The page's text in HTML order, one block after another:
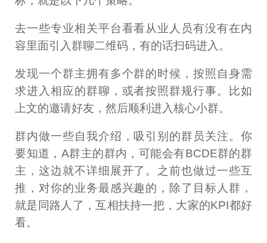
去一些专业相关平台看看从业人员有没有在内
容里面引入群聊二维码，有的话扫码进入。
发现一个群主拥有多个群的时候，按照自身需
求进入相应的群聊，或者按照群规行事。比如
上文的邀请好友，然后顺利进入核心小群。
群内做一些自我介绍，吸引别的群员关注。你
要知道，A群主的群内，可能会有BCDE群的群
主，这边就不详细展开了。之前也做过一些互
推，对你的业务最感兴趣的，除了目标人群，
就是同路人了，互相扶持一把，大家的KPI都好
看。